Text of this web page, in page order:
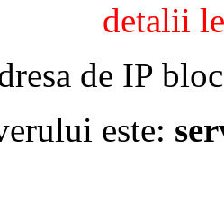
detalii
de IP
este: